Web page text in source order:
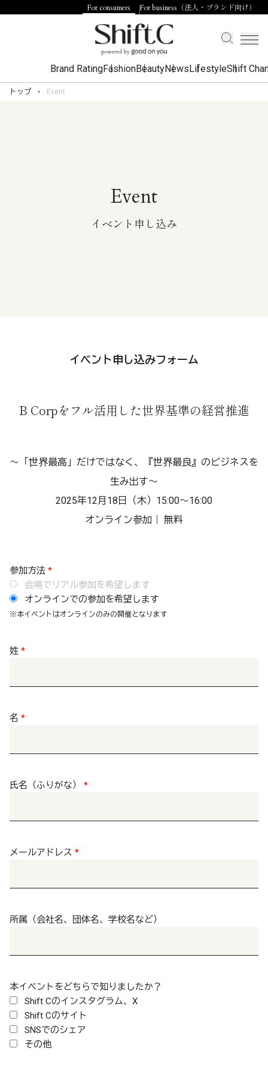
For consumers For business（法人・ブランド向け）
Brand RatingFashionBeautyNewsLifestyleShift
トップ Event
Event
イベント申し込み
イベント申し込みフォーム
B Corpをフル活用した世界基準の経営推進
～「世界最高」だけではなく、『世界最良』のビジネスを
生み出す～
2025年12月18日（木）15:00～16:00
オンライン参加｜ 無料
参加方法 *
会場でリアル参加を希望します
オンラインでの参加を希望します
※本イベントはオンラインのみの開催となります
姓 *
名 *
氏名（ふりがな） *
メールアドレス *
所属（会社名、団体名、学校名など）
本イベントをどちらで知りましたか？
Shift Cのインスタグラム、X
Shift Cのサイト
SNSでのシェア
その他